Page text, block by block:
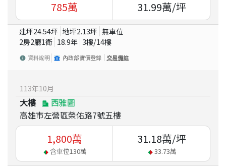
785萬 31.99萬/坪
建坪24.54坪 地坪2.13坪 無車位
2房2廳1衛 18.9年 3樓/14樓
資料說明 內政部實價登錄 交易備註
113年10月
大樓
西雅圖
高雄市左營區榮佑路7號五樓
1,800萬
含車位130萬
31.18萬/坪
33.73萬